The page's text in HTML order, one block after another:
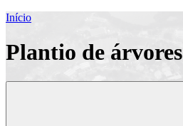
Início
Plantio de árvores